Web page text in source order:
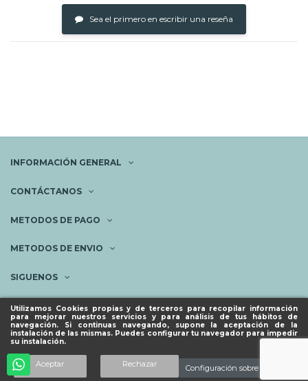
Utilizamos Cookies propias y de terceros para recopilar información
para mejorar nuestros servicios y para análisis de tus hábitos de
navegación. Si continuas navegando, supone la aceptación de la
instalación de las mismas. Puedes configurar tu navegador para impedir
su instalación.
Aceptar Rechazar Configuración sobre cookies
Añadir al carrito
Sea el primero en escribir una reseña
INFORMACIÓN GENERAL
CONTÁCTANOS
METODOS DE PAGO
METODOS DE ENVIO
SIGUENOS
NEWSLETTER